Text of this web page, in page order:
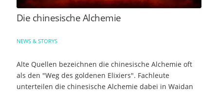
Die chinesische Alchemie
NEWS & STORYS
Alte Quellen bezeichnen die chinesische Alchemie oft
als den "Weg des goldenen Elixiers". Fachleute
unterteilen die chinesische Alchemie dabei in Waidan